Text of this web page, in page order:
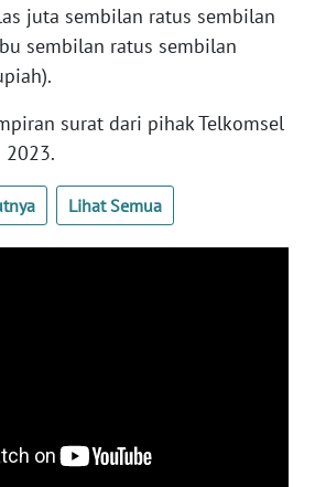
juta sembilan ratus sembilan
sembilan ratus sembilan
surat dari pihak Telkomsel
Lihat Semua